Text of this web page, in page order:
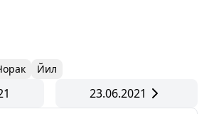
Йил
23.06.2021